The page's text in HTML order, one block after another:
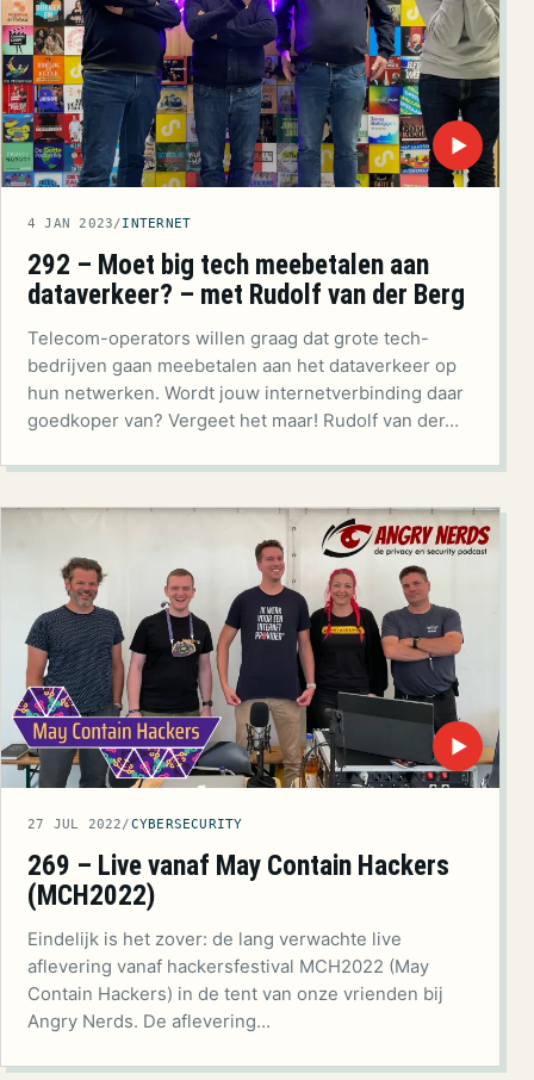
▶
4 JAN 2023/INTERNET
292 – Moet big tech meebetalen aan
dataverkeer? – met Rudolf van der Berg
Telecom-operators willen graag dat grote tech-
bedrijven gaan meebetalen aan het dataverkeer op
hun netwerken. Wordt jouw internetverbinding daar
goedkoper van? Vergeet het maar! Rudolf van der…
▶
27 JUL 2022/CYBERSECURITY
269 – Live vanaf May Contain Hackers
(MCH2022)
Eindelijk is het zover: de lang verwachte live
aflevering vanaf hackersfestival MCH2022 (May
Contain Hackers) in de tent van onze vrienden bij
Angry Nerds. De aflevering…